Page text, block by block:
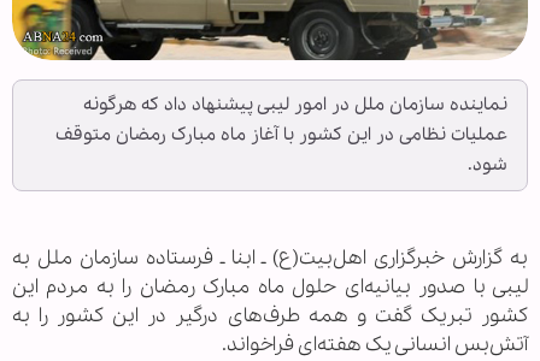
نماینده سازمان ملل در امور لیبی پیشنهاد داد که هرگونه
عملیات نظامی در این کشور با آغاز ماه مبارک رمضان متوقف
شود.
به گزارش خبرگزاری اهل‌بیت(ع) ـ ابنا ـ فرستاده سازمان ملل به
لیبی با صدور بیانیه‌ای حلول ماه مبارک رمضان را به مردم این
کشور تبریک گفت و همه طرف‌های درگیر در این کشور را به
آتش‌بس انسانی یک هفته‌ای فراخواند.